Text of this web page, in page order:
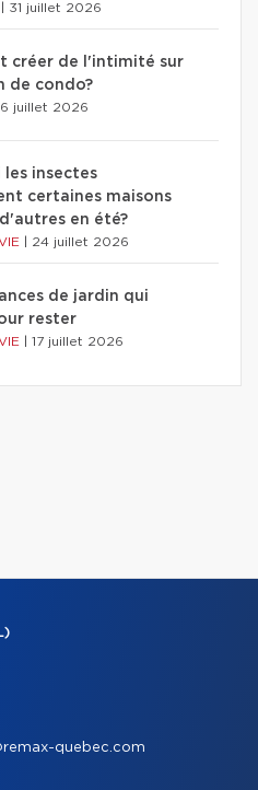
31 juillet 2026
créer de l'intimité sur
de condo?
juillet 2026
les insectes
certaines maisons
en été?
24 juillet 2026
de jardin qui
rester
17 juillet 2026
quebec.com